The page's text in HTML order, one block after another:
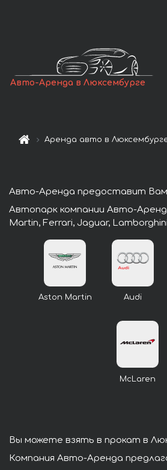
Авто-Аренда в Люксембурге
Аренда авто в
Авто-Аренда предоставит Вам
Автопарк компании Авто-
Martin, Ferrari, Jaguar,
Aston Martin Audi
McLaren
Вы можете взять в прокат в
Компания Авто-Аренда